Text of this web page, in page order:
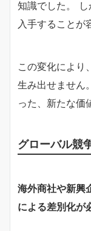
知識でした。
入手することが
この変化により
生み出せません
った、新たな価
グローバル競
海外商社や新興
による差別化が